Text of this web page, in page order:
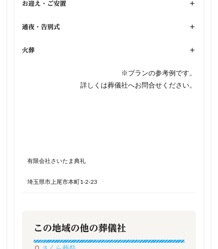
お迎え・ご安置 +
通夜・告別式 +
火葬 +
※プランの参考例です。
詳しくは葬儀社へお問合せください。
有限会社さいたま典礼
埼玉県市上尾市本町1-2-23
この地域の他の葬儀社